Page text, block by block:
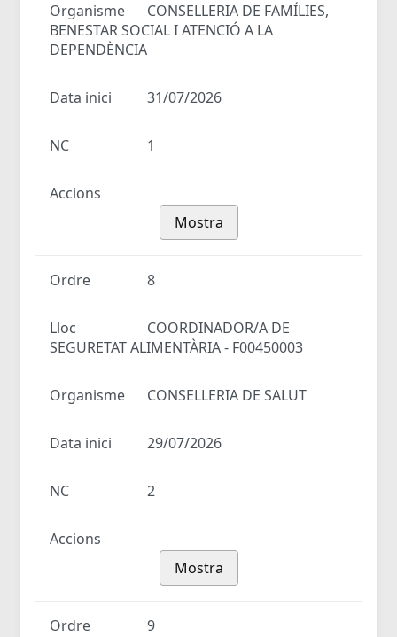
Organisme
CONSELLERIA DE FAMÍLIES,
BENESTAR SOCIAL I ATENCIÓ A LA
DEPENDÈNCIA
Data inici 31/07/2026
NC 1
Accions
Mostra
Ordre 8
Lloc
COORDINADOR/A DE
SEGURETAT ALIMENTÀRIA - F00450003
Organisme CONSELLERIA DE SALUT
Data inici 29/07/2026
NC 2
Accions
Mostra
Ordre 9